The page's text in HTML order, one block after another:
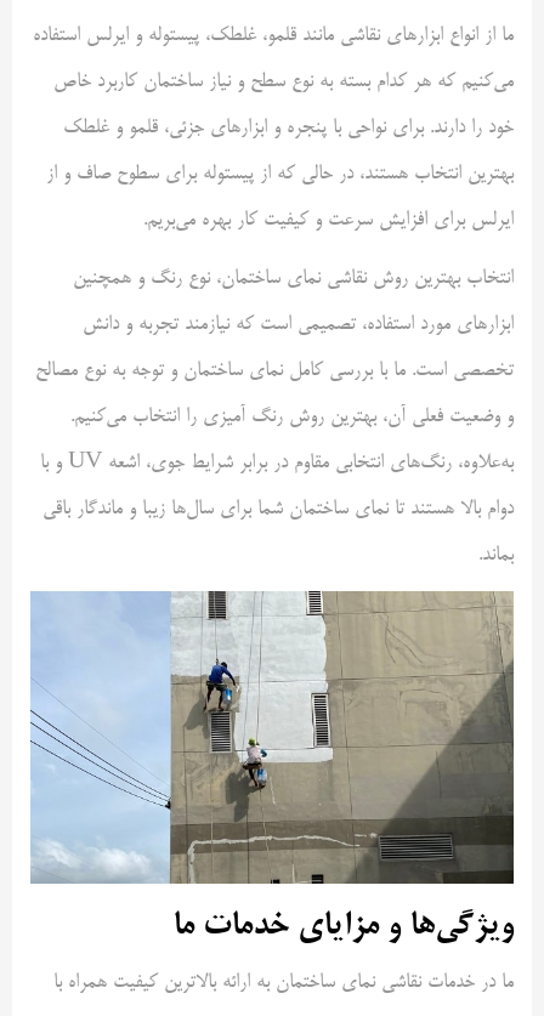
ما از انواع ابزارهای نقاشی مانند قلمو، غلطک، پیستوله و ایرلس استفاده
می‌کنیم که هر کدام بسته به نوع سطح و نیاز ساختمان کاربرد خاص
خود را دارند. برای نواحی با پنجره و ابزارهای جزئی، قلمو و غلطک
بهترین انتخاب هستند، در حالی که از پیستوله برای سطوح صاف و از
ایرلس برای افزایش سرعت و کیفیت کار بهره می‌بریم.
انتخاب بهترین روش نقاشی نمای ساختمان، نوع رنگ و همچنین
ابزارهای مورد استفاده، تصمیمی است که نیازمند تجربه و دانش
تخصصی است. ما با بررسی کامل نمای ساختمان و توجه به نوع مصالح
و وضعیت فعلی آن، بهترین روش رنگ آمیزی را انتخاب می‌کنیم.
به‌علاوه، رنگ‌های انتخابی مقاوم در برابر شرایط جوی، اشعه UV و با
دوام بالا هستند تا نمای ساختمان شما برای سال‌ها زیبا و ماندگار باقی
بماند.
ویژگی‌ها و مزایای خدمات ما
ما در خدمات نقاشی نمای ساختمان به ارائه بالاترین کیفیت همراه با